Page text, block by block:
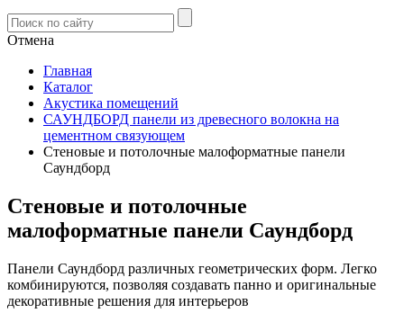
Отмена
Главная
Каталог
Акустика помещений
САУНДБОРД панели из древесного волокна на
цементном связующем
Стеновые и потолочные малоформатные панели
Саундборд
Стеновые и потолочные
малоформатные панели Саундборд
Панели Саундборд различных геометрических форм. Легко
комбинируются, позволяя создавать панно и оригинальные
декоративные решения для интерьеров